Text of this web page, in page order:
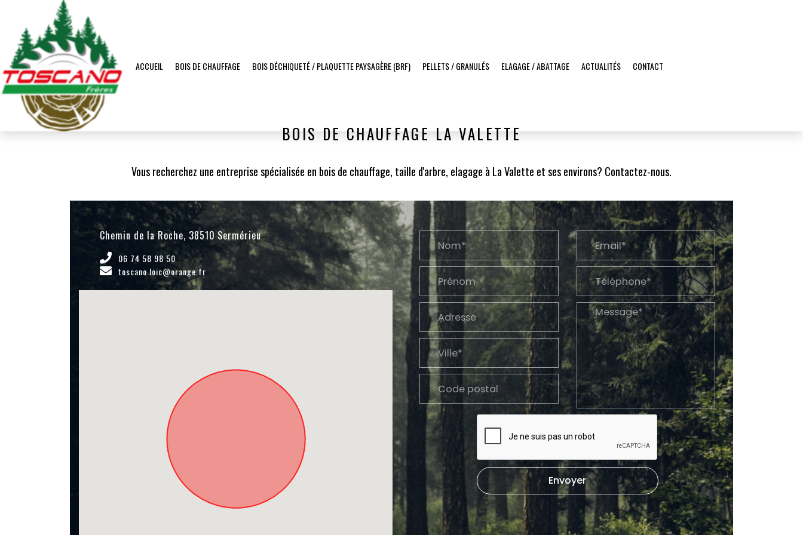
ACCUEIL BOIS DE CHAUFFAGE BOIS DÉCHIQUETÉ / PLAQUETTE PAYSAGÈRE (BRF) PELLETS / GRANULÉS ELAGAGE / ABATTAGE ACTUALITÉS CONTACT
Accueil Zone d'intervention
BOIS DE CHAUFFAGE LA VALETTE
Vous recherchez une entreprise spécialisée en bois de chauffage, taille d'arbre, elagage à La Valette et ses environs? Contactez-nous.
Chemin de la Roche, 38510 Sermérieu
06 74 58 98 50
toscano.loic@orange.fr
Envoyer